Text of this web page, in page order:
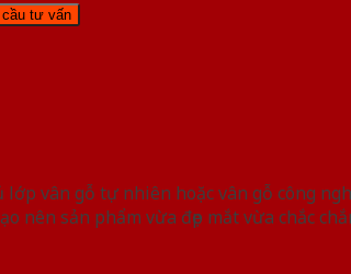
lớp vân gỗ tự nhiên hoặc vân gỗ công
nên sản phẩm vừa đẹp mắt vừa chắc